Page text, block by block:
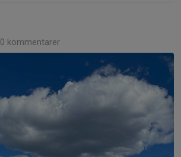
0 kommentarer